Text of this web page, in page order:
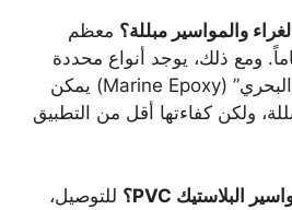
معظم
ومع ذلك، يوجد أنواع محددة
من “معجون الطوارئ البحري” (Marine Epoxy) يمكن
ولكن كفاءتها أقل من التطبيق
للتوصيل،